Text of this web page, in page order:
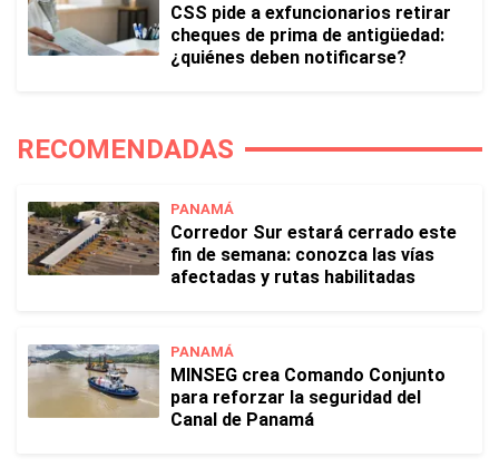
CSS pide a exfuncionarios retirar
cheques de prima de antigüedad:
¿quiénes deben notificarse?
RECOMENDADAS
PANAMÁ
Corredor Sur estará cerrado este
fin de semana: conozca las vías
afectadas y rutas habilitadas
PANAMÁ
MINSEG crea Comando Conjunto
para reforzar la seguridad del
Canal de Panamá